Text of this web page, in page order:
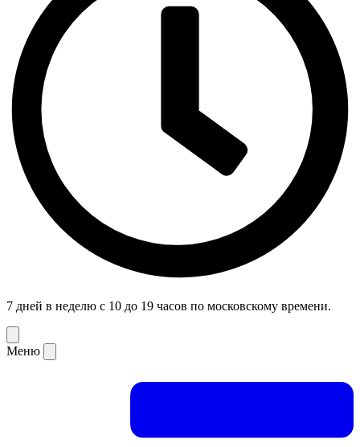
7 дней в неделю с 10 до 19 часов по московскому времени.
Меню